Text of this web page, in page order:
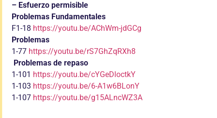
– Esfuerzo permisible
Problemas Fundamentales
F1-18 https://youtu.be/AChWm-jdGCg
Problemas
1-77 https://youtu.be/rS7GhZqRXh8
Problemas de repaso
1-101 https://youtu.be/cYGeDloctkY
1-103 https://youtu.be/6-A1w6BLonY
1-107 https://youtu.be/g15ALncWZ3A